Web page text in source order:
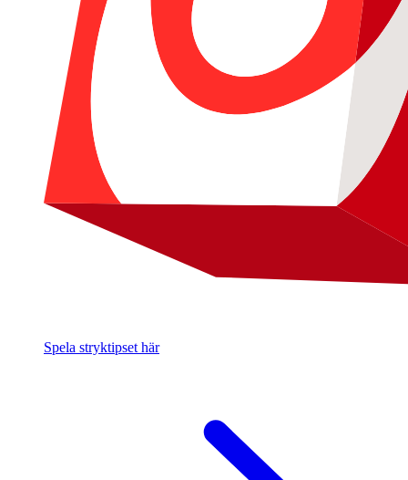
Spela stryktipset här